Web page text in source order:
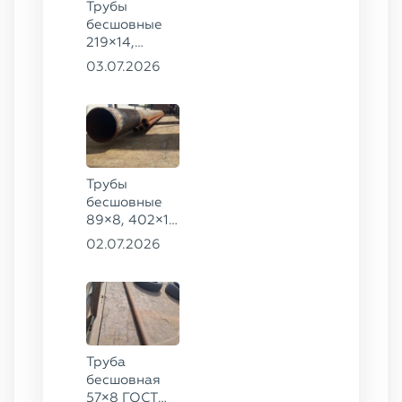
273×16 ГОСТ
8732-78, ст.
20
Трубы
бесшовные
219×14,
146×16 ГОСТ
03.07.2026
Трубы
бесшовные
89×8, 402×10
ГОСТ 8732-
02.07.2026
Труба
бесшовная
57×8 ГОСТ